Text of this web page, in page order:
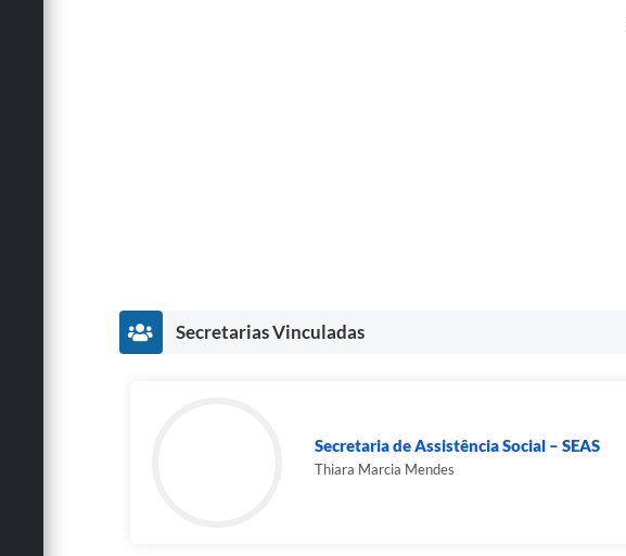
Secretarias Vinculadas
Secretaria de Assistência Social – SEAS
Thiara Marcia Mendes